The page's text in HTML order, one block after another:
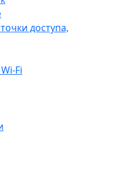
доступа,
Fi